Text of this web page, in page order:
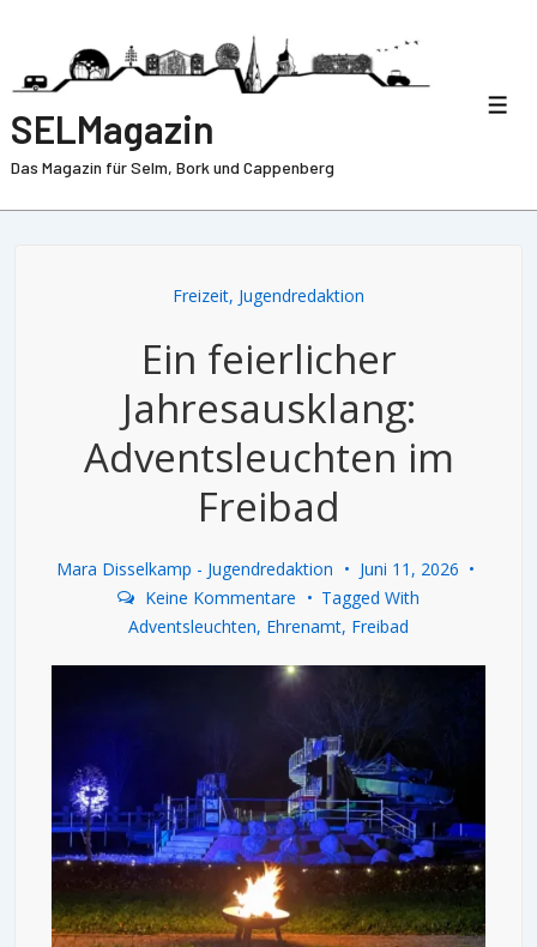
SELMagazin
Das Magazin für Selm, Bork und Cappenberg
Freizeit, Jugendredaktion
Ein feierlicher
Jahresausklang:
Adventsleuchten im
Freibad
Mara Disselkamp - Jugendredaktion
Juni 11, 2026
Keine Kommentare
Tagged With
Adventsleuchten, Ehrenamt, Freibad